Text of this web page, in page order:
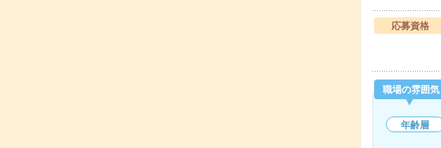
応募資格
職場の雰囲気
年齢層